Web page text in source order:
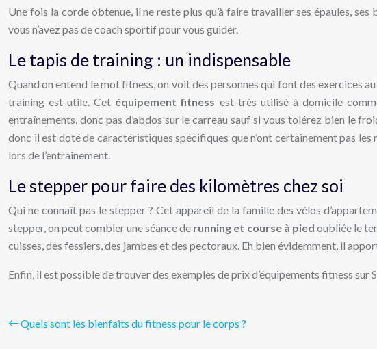
Une fois la corde obtenue, il ne reste plus qu’à faire travailler ses épaules,
vous n’avez pas de coach sportif pour vous guider.
Le tapis de training : un indispensable
Quand on entend le mot fitness, on voit des personnes qui font des exercices
training est utile. Cet équipement fitness est très utilisé à domicile
entraînements, donc pas d’abdos sur le carreau sauf si vous tolérez bien le
donc il est doté de caractéristiques spécifiques que n’ont certainement pas
lors de l’entrainement.
Le stepper pour faire des kilomètres chez soi
Qui ne connaît pas le stepper ? Cet appareil de la famille des vélos
stepper, on peut combler une séance de running et course à pied oubliée le
cuisses, des fessiers, des jambes et des pectoraux. Eh bien évidemment, il
Enfin, il est possible de trouver des exemples de prix d’équipements fitness
Quels sont les bienfaits du fitness pour le corps ?